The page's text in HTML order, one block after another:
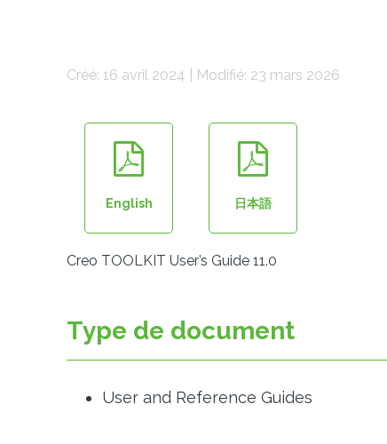
Créé: 16 avril 2024 | Modifié: 23 mars 2026
English 日本語
Creo TOOLKIT User’s Guide 11.0
Type de document
User and Reference Guides